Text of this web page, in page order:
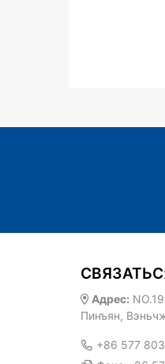
Адрес:
Пинъян,
+86 577